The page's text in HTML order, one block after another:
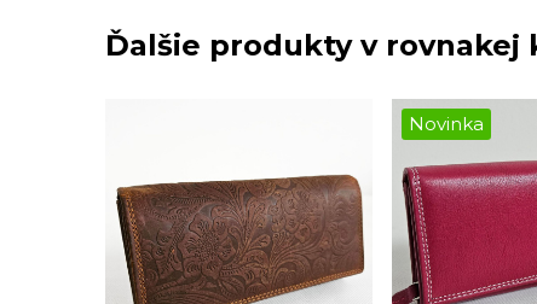
Ďalšie produkty v rovnakej
Novinka